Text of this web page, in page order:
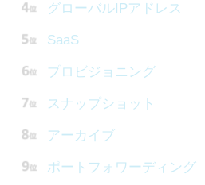
グローバルIPアドレス
SaaS
プロビジョニング
スナップショット
アーカイブ
ポートフォワーディング